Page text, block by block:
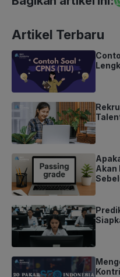
Artikel Terbaru
Akan